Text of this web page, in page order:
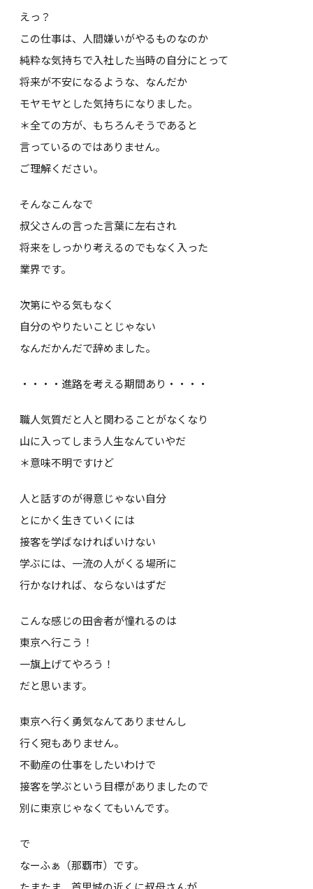
えっ？
この仕事は、人間嫌いがやるものなのか
純粋な気持ちで入社した当時の自分にとって
将来が不安になるような、なんだか
モヤモヤとした気持ちになりました。
＊全ての方が、もちろんそうであると
言っているのではありません。
ご理解ください。
そんなこんなで
叔父さんの言った言葉に左右され
将来をしっかり考えるのでもなく入った
業界です。
次第にやる気もなく
自分のやりたいことじゃない
なんだかんだで辞めました。
・・・・進路を考える期間あり・・・・
職人気質だと人と関わることがなくなり
山に入ってしまう人生なんていやだ
＊意味不明ですけど
人と話すのが得意じゃない自分
とにかく生きていくには
接客を学ばなければいけない
学ぶには、一流の人がくる場所に
行かなければ、ならないはずだ
こんな感じの田舎者が憧れるのは
東京へ行こう！
一旗上げてやろう！
だと思います。
東京へ行く勇気なんてありませんし
行く宛もありません。
不動産の仕事をしたいわけで
接客を学ぶという目標がありましたので
別に東京じゃなくてもいんです。
で
なーふぁ（那覇市）です。